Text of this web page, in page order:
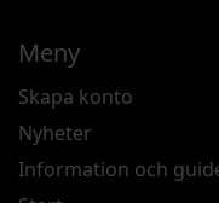
Meny
Skapa konto
Nyheter
Information och